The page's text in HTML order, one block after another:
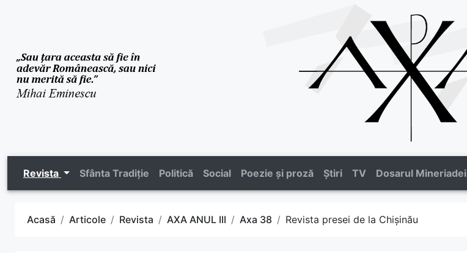
Revista Sfânta Tradiție Politică Social Poezie și proză Știri TV Dosarul Mineriadei
Acasă Articole Revista AXA ANUL III Axa 38 Revista presei de la Chișinău